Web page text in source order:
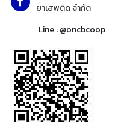
ยาเสพติด จำกัด
Line : @oncbcoop